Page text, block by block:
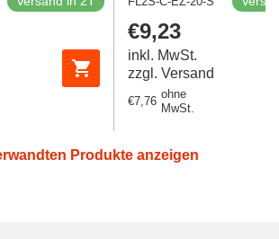
Regulärer
Preis
€9,23
inkl. MwSt.
zzgl. Versand
Regulärer
€7,76
ohne
MwSt.
Produkte anzeigen